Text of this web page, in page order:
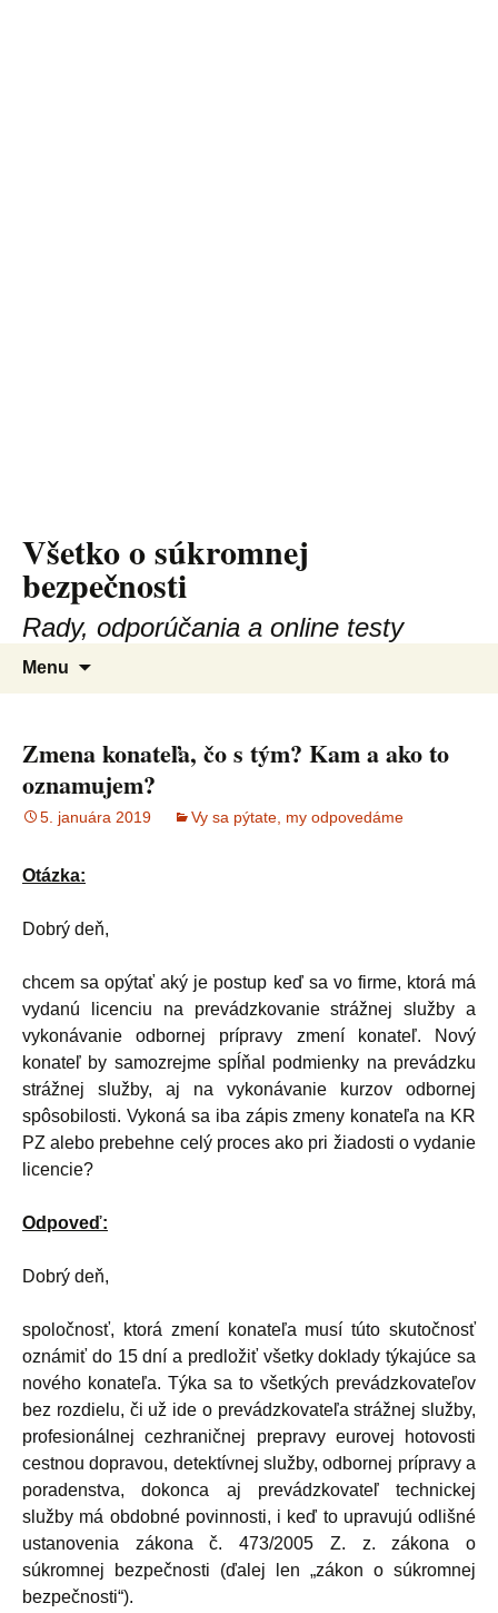
Preskočiť
obsah
Všetko o súkromnej
bezpečnosti
Rady, odporúčania a online testy
Menu
Zmena konateľa, čo s tým? Kam a ako to
oznamujem?
5. januára 2019 Vy sa pýtate, my odpovedáme
Otázka:
Dobrý deň,
chcem sa opýtať aký je postup keď sa vo firme, ktorá má
vydanú licenciu na prevádzkovanie strážnej služby a
vykonávanie odbornej prípravy zmení konateľ. Nový
konateľ by samozrejme spĺňal podmienky na prevádzku
strážnej služby, aj na vykonávanie kurzov odbornej
spôsobilosti. Vykoná sa iba zápis zmeny konateľa na KR
PZ alebo prebehne celý proces ako pri žiadosti o vydanie
licencie?
Odpoveď:
Dobrý deň,
spoločnosť, ktorá zmení konateľa musí túto skutočnosť
oznámiť do 15 dní a predložiť všetky doklady týkajúce sa
nového konateľa. Týka sa to všetkých prevádzkovateľov
bez rozdielu, či už ide o prevádzkovateľa strážnej služby,
profesionálnej cezhraničnej prepravy eurovej hotovosti
cestnou dopravou, detektívnej služby, odbornej prípravy a
poradenstva, dokonca aj prevádzkovateľ technickej
služby má obdobné povinnosti, i keď to upravujú odlišné
ustanovenia zákona č. 473/2005 Z. z. zákona o
súkromnej bezpečnosti (ďalej len „zákon o súkromnej
bezpečnosti“).